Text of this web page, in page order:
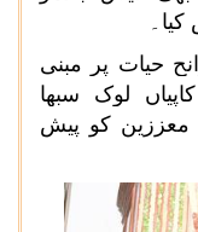
حیات پر مبنی
لوک سبھا
معززین کو پیش